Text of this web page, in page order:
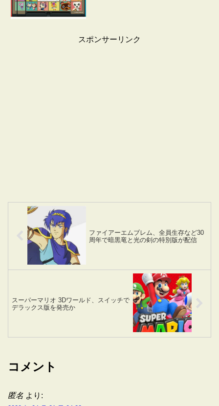
スポンサーリンク
ファイアーエムブレム、全員生存など30
周年で暗黒竜と光の剣の特別版が配信
スーパーマリオ 3Dワールド、スイッチで
デラックス版を発売か
コメント
匿名 より: